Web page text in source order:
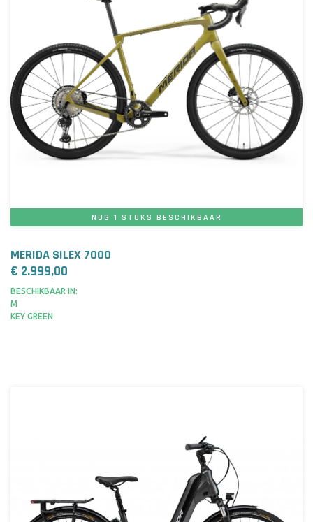
NOG 1 STUKS BESCHIKBAAR
MERIDA SILEX 7000
€ 2.999,00
BESCHIKBAAR IN:
M
KEY GREEN